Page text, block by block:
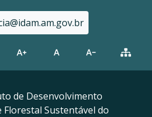
de Desenvolvimento
Sustentável do